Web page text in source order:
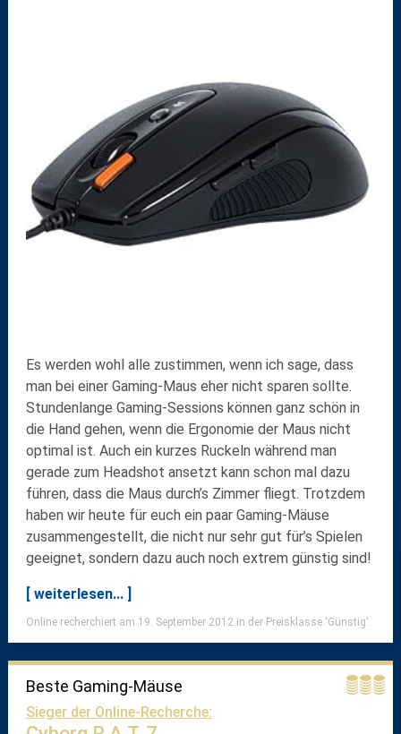
Es werden wohl alle zustimmen, wenn ich sage, dass
man bei einer Gaming-Maus eher nicht sparen sollte.
Stundenlange Gaming-Sessions können ganz schön in
die Hand gehen, wenn die Ergonomie der Maus nicht
optimal ist. Auch ein kurzes Ruckeln während man
gerade zum Headshot ansetzt kann schon mal dazu
führen, dass die Maus durch’s Zimmer fliegt. Trotzdem
haben wir heute für euch ein paar Gaming-Mäuse
zusammengestellt, die nicht nur sehr gut für’s Spielen
geeignet, sondern dazu auch noch extrem günstig sind!
[ weiterlesen... ]
Online recherchiert am 19. September 2012 in der Preisklasse 'Günstig'.
Beste Gaming-Mäuse
Sieger der Online-Recherche: